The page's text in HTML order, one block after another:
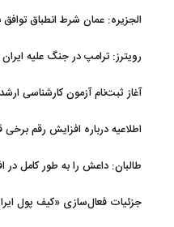
الجزیره: عمان شرط انطباق
رویترز: ترامپ در جنگ علیه
آغاز ثبت‌نام‌ آزمون کارشناسی
اطلاعیه درباره افزایش رقم
طالبان: داعش را به طور کامل در
جزئیات فعال‌سازی «کیف پول